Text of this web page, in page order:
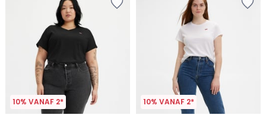
10% VANAF 2* 10% VANAF 2*